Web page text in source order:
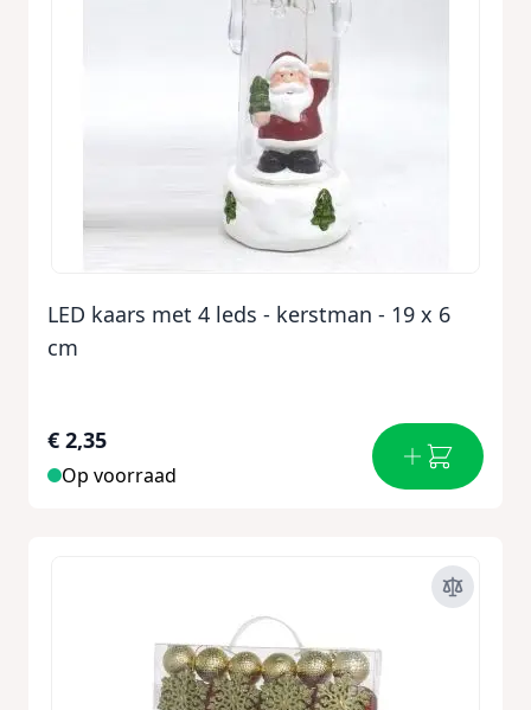
LED kaars met 4 leds - kerstman - 19 x 6
cm
€ 2,35
Op voorraad